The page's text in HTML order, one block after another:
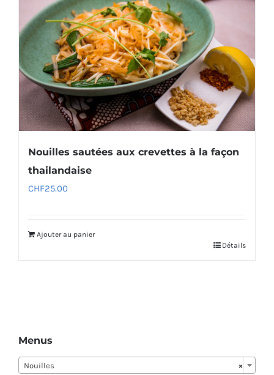
Nouilles sautées aux crevettes à la façon
thailandaise
CHF25.00
Ajouter au panier
Détails
Menus
×
Nouilles